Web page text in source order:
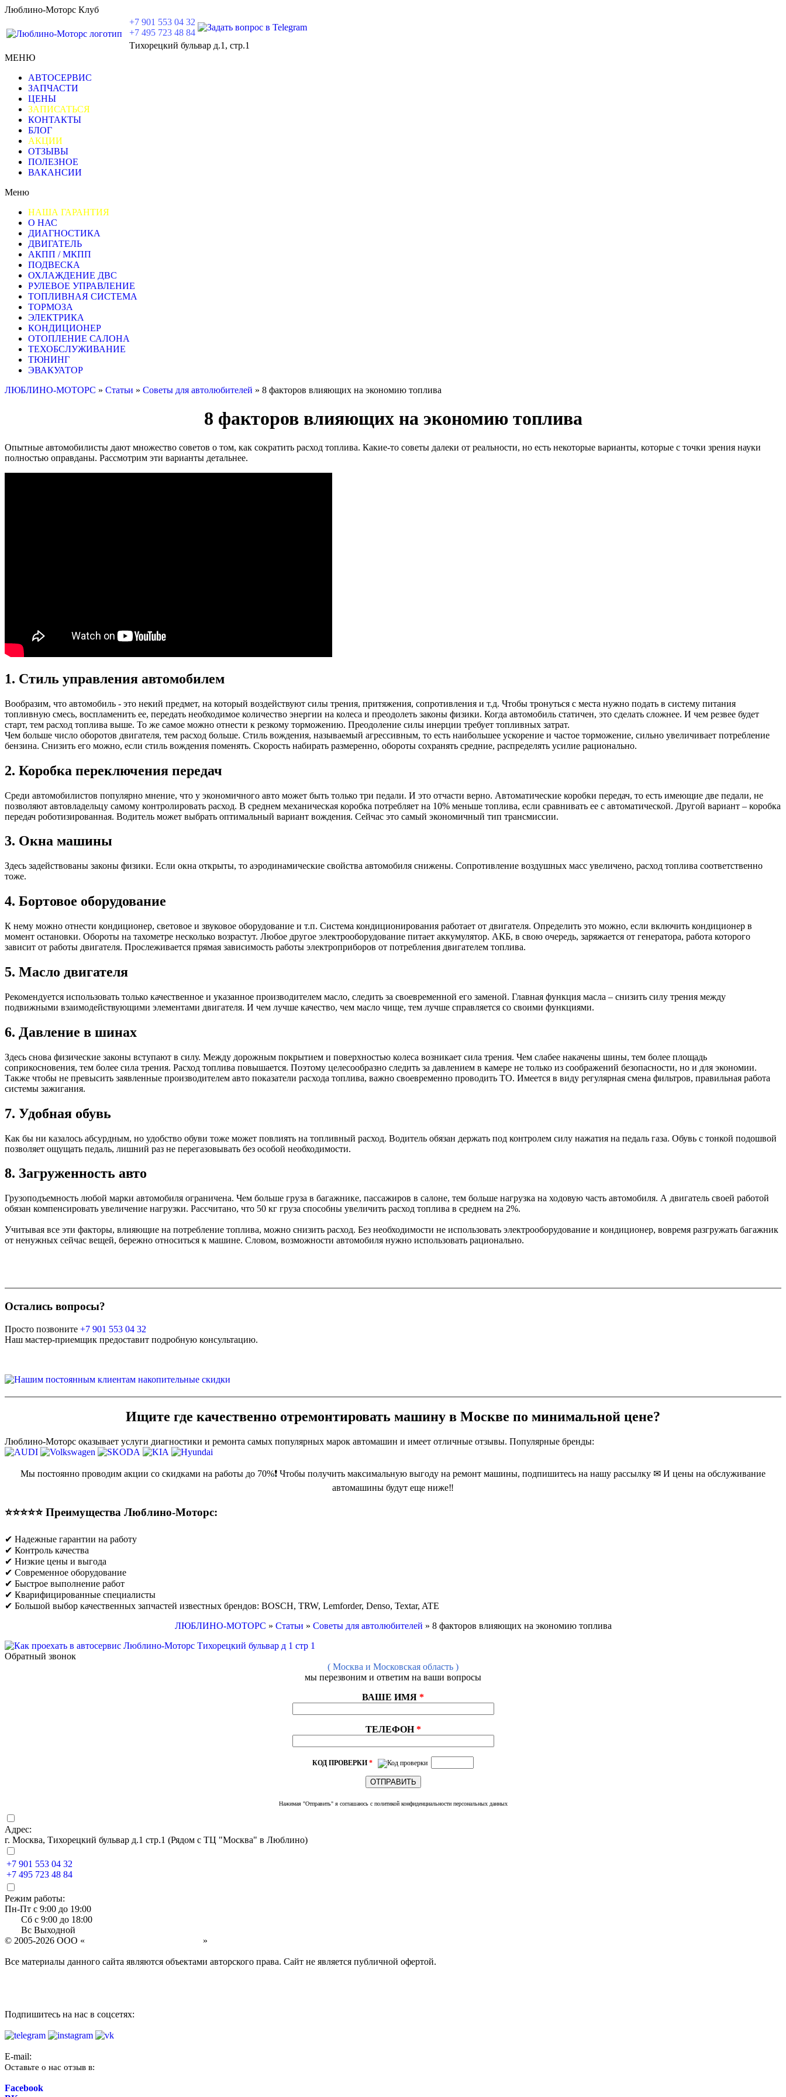
Люблино-Моторс Клуб
+7 901 553 04 32
+7 495 723 48 84
Тихорецкий бульвар д.1, стр.1
МЕНЮ
АВТОСЕРВИС
ЗАПЧАСТИ
ЦЕНЫ
ЗАПИСАТЬСЯ
КОНТАКТЫ
БЛОГ
АКЦИИ
ОТЗЫВЫ
ПОЛЕЗНОЕ
ВАКАНСИИ
Меню
НАША ГАРАНТИЯ
О НАС
ДИАГНОСТИКА
ДВИГАТЕЛЬ
АКПП / МКПП
ПОДВЕСКА
ОХЛАЖДЕНИЕ ДВС
РУЛЕВОЕ УПРАВЛЕНИЕ
ТОПЛИВНАЯ СИСТЕМА
ТОРМОЗА
ЭЛЕКТРИКА
КОНДИЦИОНЕР
ОТОПЛЕНИЕ САЛОНА
ТЕХОБСЛУЖИВАНИЕ
ТЮНИНГ
ЭВАКУАТОР
ЛЮБЛИНО-МОТОРС » Статьи » Советы для автолюбителей » 8 факторов влияющих на экономию топлива
8 факторов влияющих на экономию топлива
Опытные автомобилисты дают множество советов о том, как сократить расход топлива. Какие-то советы далеки от реальности, но есть некоторые варианты, которые с точки зрения науки
полностью оправданы. Рассмотрим эти варианты детальнее.
1. Стиль управления автомобилем
Вообразим, что автомобиль - это некий предмет, на который воздействуют силы трения, притяжения, сопротивления и т.д. Чтобы тронуться с места нужно подать в систему питания
топливную смесь, воспламенить ее, передать необходимое количество энергии на колеса и преодолеть законы физики. Когда автомобиль статичен, это сделать сложнее. И чем резвее будет
старт, тем расход топлива выше. То же самое можно отнести к резкому торможению. Преодоление силы инерции требует топливных затрат.
Чем больше число оборотов двигателя, тем расход больше. Стиль вождения, называемый агрессивным, то есть наибольшее ускорение и частое торможение, сильно увеличивает потребление
бензина. Снизить его можно, если стиль вождения поменять. Скорость набирать размеренно, обороты сохранять средние, распределять усилие рационально.
2. Коробка переключения передач
Среди автомобилистов популярно мнение, что у экономичного авто может быть только три педали. И это отчасти верно. Автоматические коробки передач, то есть имеющие две педали, не
позволяют автовладельцу самому контролировать расход. В среднем механическая коробка потребляет на 10% меньше топлива, если сравнивать ее с автоматической. Другой вариант – коробка
передач роботизированная. Водитель может выбрать оптимальный вариант вождения. Сейчас это самый экономичный тип трансмиссии.
3. Окна машины
Здесь задействованы законы физики. Если окна открыты, то аэродинамические свойства автомобиля снижены. Сопротивление воздушных масс увеличено, расход топлива соответственно
тоже.
4. Бортовое оборудование
К нему можно отнести кондиционер, световое и звуковое оборудование и т.п. Система кондиционирования работает от двигателя. Определить это можно, если включить кондиционер в
момент остановки. Обороты на тахометре несколько возрастут. Любое другое электрооборудование питает аккумулятор. АКБ, в свою очередь, заряжается от генератора, работа которого
зависит от работы двигателя. Прослеживается прямая зависимость работы электроприборов от потребления двигателем топлива.
5. Масло двигателя
Рекомендуется использовать только качественное и указанное производителем масло, следить за своевременной его заменой. Главная функция масла – снизить силу трения между
подвижными взаимодействующими элементами двигателя. И чем лучше качество, чем масло чище, тем лучше справляется со своими функциями.
6. Давление в шинах
Здесь снова физические законы вступают в силу. Между дорожным покрытием и поверхностью колеса возникает сила трения. Чем слабее накачены шины, тем более площадь
соприкосновения, тем более сила трения. Расход топлива повышается. Поэтому целесообразно следить за давлением в камере не только из соображений безопасности, но и для экономии.
Также чтобы не превысить заявленные производителем авто показатели расхода топлива, важно своевременно проводить ТО. Имеется в виду регулярная смена фильтров, правильная работа
системы зажигания.
7. Удобная обувь
Как бы ни казалось абсурдным, но удобство обуви тоже может повлиять на топливный расход. Водитель обязан держать под контролем силу нажатия на педаль газа. Обувь с тонкой подошвой
позволяет ощущать педаль, лишний раз не перегазовывать без особой необходимости.
8. Загруженность авто
Грузоподъемность любой марки автомобиля ограничена. Чем больше груза в багажнике, пассажиров в салоне, тем больше нагрузка на ходовую часть автомобиля. А двигатель своей работой
обязан компенсировать увеличение нагрузки. Рассчитано, что 50 кг груза способны увеличить расход топлива в среднем на 2%.
Учитывая все эти факторы, влияющие на потребление топлива, можно снизить расход. Без необходимости не использовать электрооборудование и кондиционер, вовремя разгружать багажник
от ненужных сейчас вещей, бережно относиться к машине. Словом, возможности автомобиля нужно использовать рационально.
Остались вопросы?
Просто позвоните +7 901 553 04 32
Наш мастер-приемщик предоставит подробную консультацию.
Ищите где качественно отремонтировать машину в Москве по минимальной цене?
Люблино-Моторс оказывает услуги диагностики и ремонта самых популярных марок автомашин и имеет отличные отзывы. Популярные бренды:
Мы постоянно проводим акции со скидками на работы до 70%❗ Чтобы получить максимальную выгоду на ремонт машины, подпишитесь на нашу рассылку ✉ И цены на обслуживание
автомашины будут еще ниже‼
⭐⭐⭐⭐⭐ Преимущества Люблино-Моторс:
✔ Надежные гарантии на работу
✔ Контроль качества
✔ Низкие цены и выгода
✔ Современное оборудование
✔ Быстрое выполнение работ
✔ Кварифицированные специалисты
✔ Большой выбор качественных запчастей известных брендов: BOSCH, TRW, Lemforder, Denso, Textar, ATE
ЛЮБЛИНО-МОТОРС » Статьи » Советы для автолюбителей » 8 факторов влияющих на экономию топлива
Обратный звонок
( Москва и Московская область )
мы перезвоним и ответим на ваши вопросы
ВАШЕ ИМЯ *
ТЕЛЕФОН *
КОД ПРОВЕРКИ *
ОТПРАВИТЬ
Нажимая "Отправить" я соглашаюсь с политикой конфиденциальностиперсональных данных
Адрес:
г. Москва, Тихорецкий бульвар д.1 стр.1 (Рядом с ТЦ "Москва" в Люблино)
+7 901 553 04 32
+7 495 723 48 84
Режим работы:
Пн-Пт с 9:00 до 19:00
Сб с 9:00 до 18:00
Вс Выходной
© 2005-2026 ООО «
»
Все материалы данного сайта являются объектами авторского права. Сайт не является публичной офертой.
Подпишитесь на нас в соцсетях:
E-mail:
Оставьте о нас отзыв в:
Facebook